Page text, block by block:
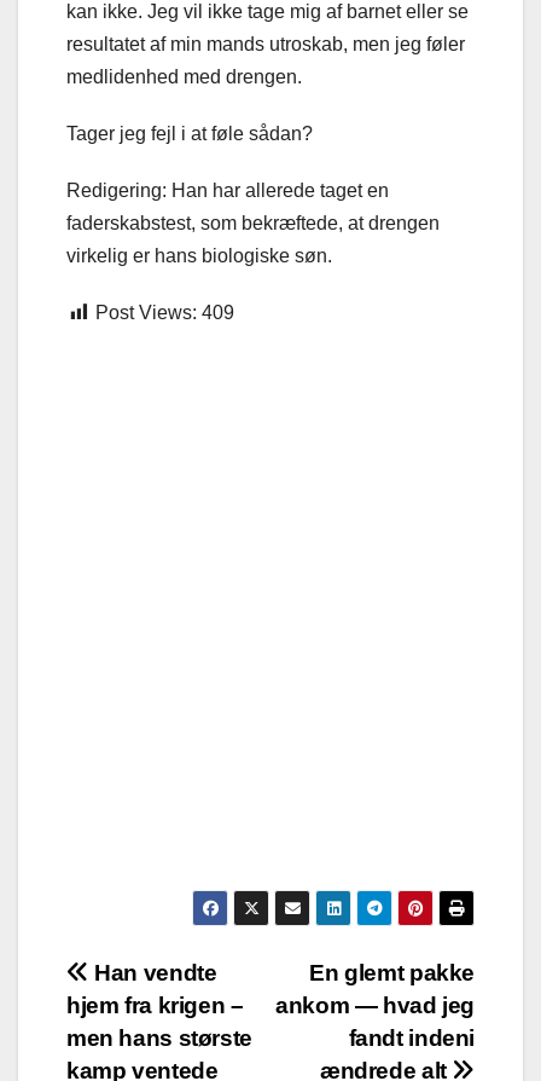
kan ikke. Jeg vil ikke tage mig af barnet eller se
resultatet af min mands utroskab, men jeg føler
medlidenhed med drengen.
Tager jeg fejl i at føle sådan?
Redigering: Han har allerede taget en
faderskabstest, som bekræftede, at drengen
virkelig er hans biologiske søn.
Post Views: 409
Post
navigation
En glemt pakke
ankom — hvad jeg
fandt indeni
ændrede alt
Han vendte
hjem fra krigen –
men hans største
kamp ventede